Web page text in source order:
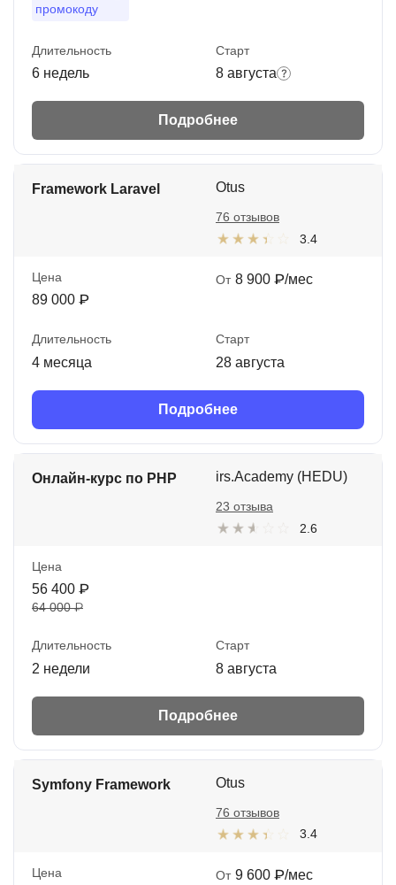
промокоду
Длительность
6 недель
Старт
8 августа
Подробнее
Framework Laravel Otus
3.4
76 отзывов
Цена
89 000 ₽
От 8 900 ₽/мес
Длительность
4 месяца
Старт
28 августа
Подробнее
Онлайн-курс по PHP irs.Academy (HEDU)
2.6
23 отзыва
Цена
56 400 ₽
64 000 ₽
Длительность
2 недели
Старт
8 августа
Подробнее
Symfony Framework Otus
3.4
76 отзывов
Цена От 9 600 ₽/мес